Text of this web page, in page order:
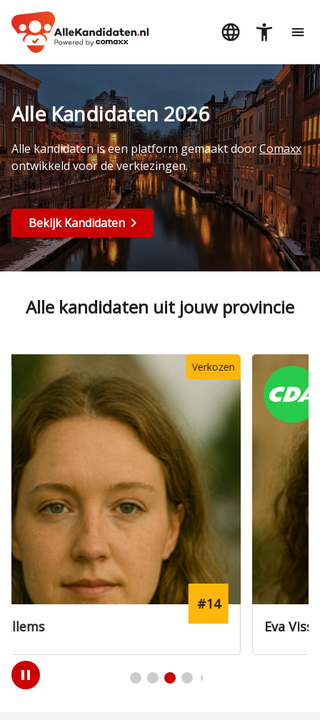
Alle Kandidaten 2026
Alle kandidaten is een platform gemaakt doorComaxx
ontwikkeld voor de verkiezingen.
Bekijk Kandidaten
Alle kandidaten uit jouw provincie
Eva Visser
#12
Play
/